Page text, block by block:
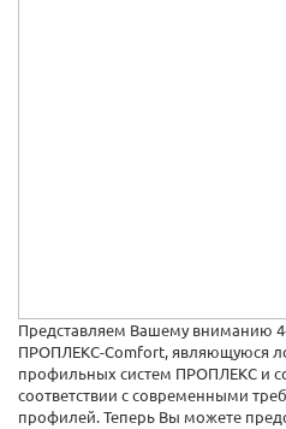
Представляем Вашему вниманию
ПРОПЛЕКС-Comfort, являющуюся
профильных систем ПРОПЛЕКС и
соответствии с современными
профилей. Теперь Вы можете